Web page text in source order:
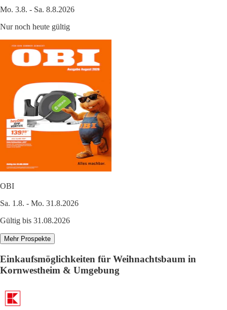
Mo. 3.8. - Sa. 8.8.2026
Nur noch heute gültig
OBI
Sa. 1.8. - Mo. 31.8.2026
Gültig bis 31.08.2026
Mehr Prospekte
Einkaufsmöglichkeiten für Weihnachtsbaum in
Kornwestheim & Umgebung